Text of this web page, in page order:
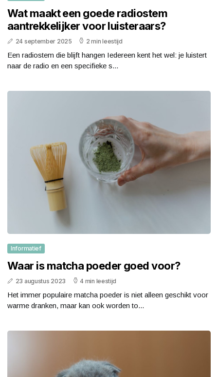
Wat maakt een goede radiostem
aantrekkelijker voor luisteraars?
24 september 2025 2 min leestijd
Een radiostem die blijft hangen Iedereen kent het wel: je luistert
naar de radio en een specifieke s...
Informatief
Waar is matcha poeder goed voor?
23 augustus 2023 4 min leestijd
Het immer populaire matcha poeder is niet alleen geschikt voor
warme dranken, maar kan ook worden to...